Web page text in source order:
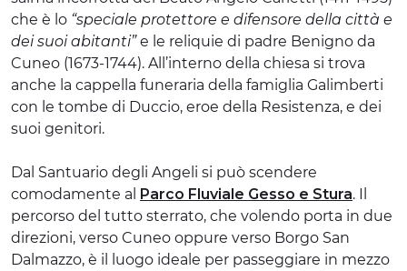
che è lo “speciale protettore e difensore della città e
dei suoi abitanti”e le reliquie di padre Benigno da
Cuneo (1673-1744). All’interno della chiesa si trova
anche la cappella funeraria della famiglia Galimberti
con le tombe di Duccio, eroe della Resistenza, e dei
suoi genitori.
Dal Santuario degli Angeli si può scendere
comodamente al Parco Fluviale Gesso e Stura. Il
percorso del tutto sterrato, che volendo porta in due
direzioni, verso Cuneo oppure verso Borgo San
Dalmazzo, è il luogo ideale per passeggiare in mezzo